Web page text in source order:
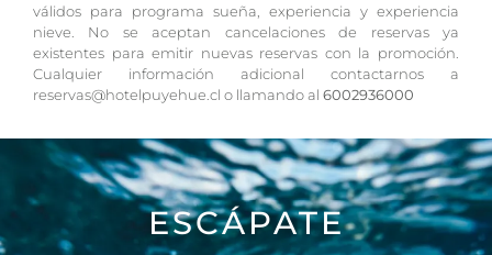
válidos para programa sueña, experiencia y experiencia
nieve. No se aceptan cancelaciones de reservas ya
existentes para emitir nuevas reservas con la promoción.
Cualquier información adicional contactarnos a
reservas@hotelpuyehue.cl o llamando al 6002936000
ESCÁPATE